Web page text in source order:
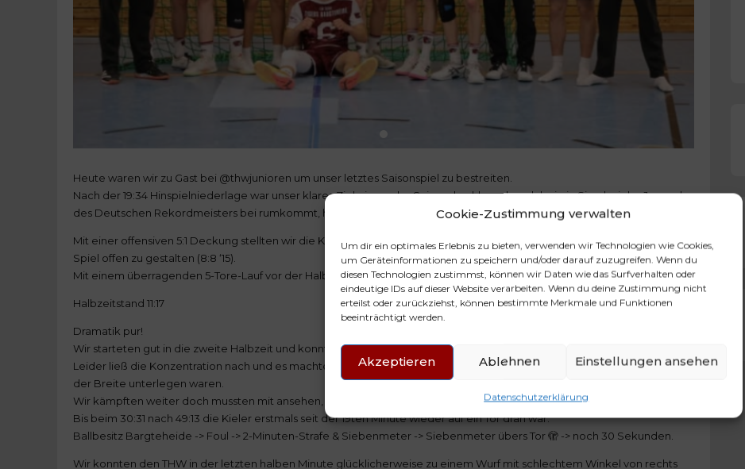
Cookie-Zustimmung verwalten
Um dir ein optimales Erlebnis zu bieten, verwenden wir Technologien wie Cookies,
um Geräteinformationen zu speichern und/oder darauf zuzugreifen. Wenn du
diesen Technologien zustimmst, können wir Daten wie das Surfverhalten oder
eindeutige IDs auf dieser Website verarbeiten. Wenn du deine Zustimmung nicht
erteilst oder zurückziehst, können bestimmte Merkmale und Funktionen
beeinträchtigt werden.
Akzeptieren Ablehnen Einstellungen ansehen
Datenschutzerklärung
Heute waren wir zu Gast bei @thwjunioren um unser letztes Saisonspiel zu bestreiten.
Nach der 19:34 Hinspielniederlage war unser klares Ziel ein runder Saisonabschluss, dass dabei ein Sieg bei der Jugend
des Deutschen Rekordmeisters bei rumkommt, hätte niemand für möglich gehalten, außer Ecki.
Mit einer offensiven 5:1 Deckung stellten wir die Kieler vor überraschend große Probleme. Dadurch gelang es uns das
Spiel offen zu gestalten (8:8 ‘15).
Mit einem überragenden 5-Tore-Lauf vor der Halbzeitpause konnten wir uns erstmals deutlich absetzen (10:16 ‘23).
Halbzeitstand 11:17
Dramatik pur!
Wir starteten gut in die zweite Halbzeit und konnten so den Vorsprung sogar auf 7 Tore ausbauen (17:24 ‘34)
Leider ließ die Konzentration nach und es machte sich bemerkbar, dass wir mit unseren 8 spielfähigen Feldspielern in
der Breite unterlegen waren.
Wir kämpften weiter doch mussten mit ansehen, wie der Vorsprung immer weiter schmolz.
Bis beim 30:31 nach 49:13 die Kieler erstmals seit der 19ten Minute wieder auf ein Tor dran war.
Ballbesitz Bargteheide -> Foul -> 2-Minuten-Strafe & Siebenmeter -> Siebenmeter übers Tor 🫣 -> noch 30 Sekunden.
Wir konnten den THW in der letzten halben Minute glücklicherweise zu einem Wurf mit schlechtem Winkel von rechts